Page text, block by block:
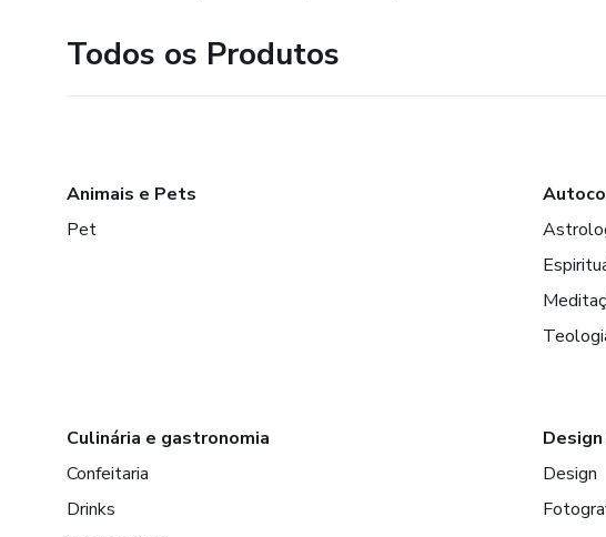
Todos os Produtos
Animais e Pets
Pet
Culinária e gastronomia
Confeitaria
Drinks
Design